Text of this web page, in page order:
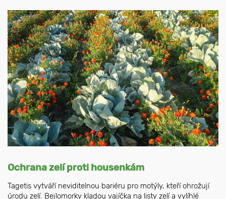
Ochrana zelí proti housenkám
Tagetis vytváří neviditelnou bariéru pro motýly, kteří ohrožují
úrodu zelí. Bejlomorky kladou vajíčka na listy zelí a vylíhlé